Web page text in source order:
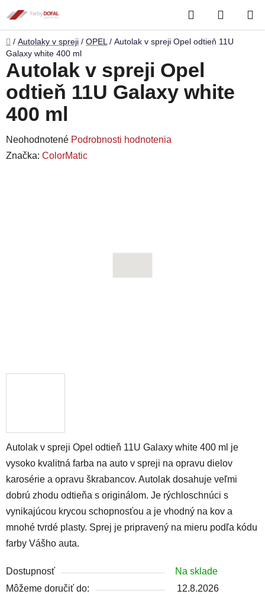
na
obsah
Hľadať
KOŠÍK
Domov
/ Autolaky v spreji / OPEL / Autolak v spreji Opel odtieň 11U
Galaxy white 400 ml
Autolak v spreji Opel odtieň 11U Galaxy white 400 ml je
vysoko kvalitná farba na auto v spreji na opravu dielov
karosérie a opravu škrabancov. Autolak dosahuje veľmi
dobrú zhodu odtieňa s originálom. Je rýchloschnúci s
vynikajúcou krycou schopnosťou a je vhodný na kov a
mnohé tvrdé plasty. Sprej je pripravený na mieru podľa kódu
farby Vášho auta.
Dostupnosť
Na sklade
Môžeme doručiť do:
12.8.2026
Autolak v spreji Opel
odtieň 11U Galaxy white
400 ml
Priemerné
hodnotenie
Neohodnotené Podrobnosti hodnotenia
Značka: ColorMatic